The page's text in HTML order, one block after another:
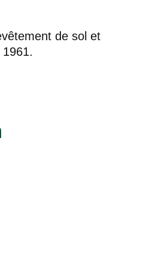
de sol et